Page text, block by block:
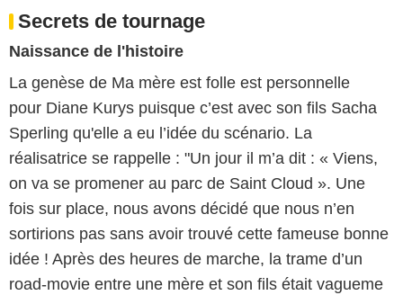
Secrets de tournage
Naissance de l'histoire
La genèse de Ma mère est folle est personnelle
pour Diane Kurys puisque c’est avec son fils Sacha
Sperling qu'elle a eu l’idée du scénario. La
réalisatrice se rappelle : "Un jour il m’a dit : « Viens,
on va se promener au parc de Saint Cloud ». Une
fois sur place, nous avons décidé que nous n’en
sortirions pas sans avoir trouvé cette fameuse bonne
idée ! Après des heures de marche, la trame d’un
road-movie entre une mère et son fils était vagueme